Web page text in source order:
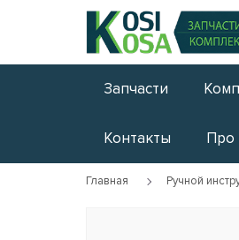
Запчасти
Контакты Про
Главная Ручной